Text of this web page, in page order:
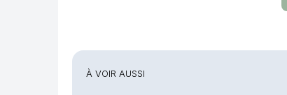
À VOIR AUSSI